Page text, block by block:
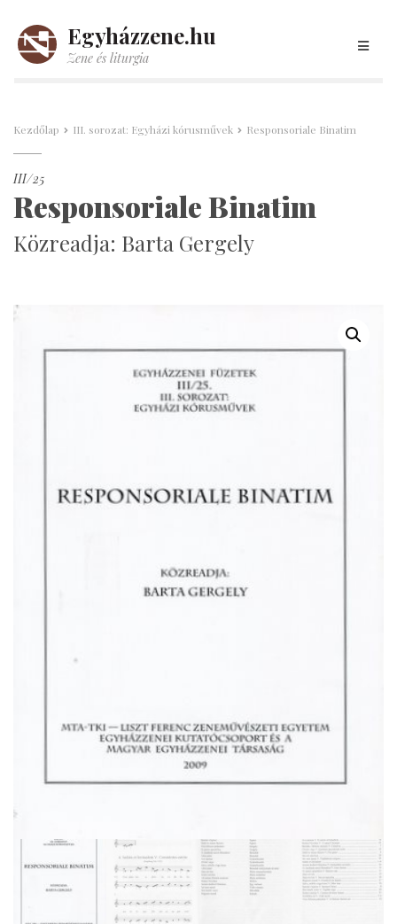
Egyházzene.hu
Zene és liturgia
Kezdőlap III. sorozat: Egyházi kórusművek Responsoriale Binatim
III/25
Responsoriale Binatim
Közreadja: Barta Gergely